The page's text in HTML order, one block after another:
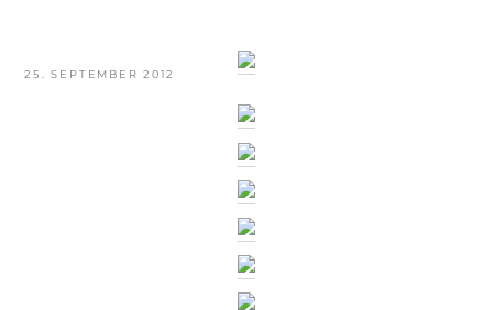
VERÖFFENTLICHT
25. SEPTEMBER 2012